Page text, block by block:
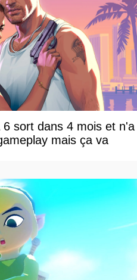
sort dans 4 mois et n'a
mais ça va